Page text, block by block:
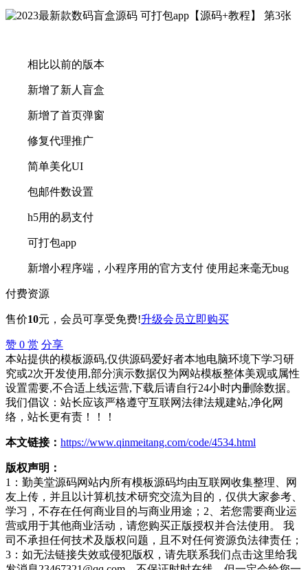
相比以前的版本
新增了新人盲盒
新增了首页弹窗
修复代理推广
简单美化UI
包邮件数设置
h5用的易支付
可打包app
新增小程序端，小程序用的官方支付 使用起来毫无bug
付费资源
售价10元 ，会员可享受免费!升级会员立即购买
赞 0 赏 分享
本站提供的模板源码,仅供源码爱好者本地电脑环境下学习研
究或2次开发使用,部分演示数据仅为网站模板整体美观或属性
设置需要,不合适上线运营,下载后请自行24小时内删除数据。
我们倡议：站长应该严格遵守互联网法律法规建站,净化网
络，站长更有责！！！
本文链接： https://www.qinmeitang.com/code/4534.html
版权声明：
1：勤美堂源码网站内所有模板源码均由互联网收集整理、网
友上传，并且以计算机技术研究交流为目的，仅供大家参考、
学习，不存在任何商业目的与商业用途；2、若您需要商业运
营或用于其他商业活动，请您购买正版授权并合法使用。 我
司不承担任何技术及版权问题，且不对任何资源负法律责任；
3：如无法链接失效或侵犯版权，请先联系我们点击这里给我